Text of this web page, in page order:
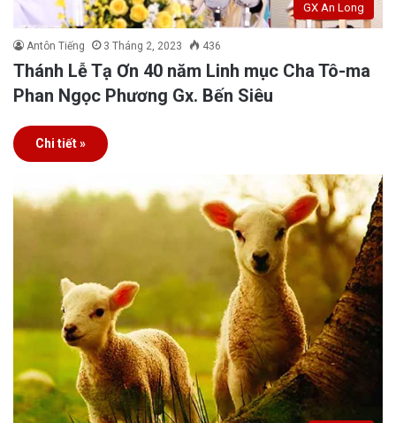
GX An Long
Antôn Tiếng 3 Tháng 2, 2023 436
Thánh Lễ Tạ Ơn 40 năm Linh mục Cha Tô-ma
Phan Ngọc Phương Gx. Bến Siêu
Chi tiết »